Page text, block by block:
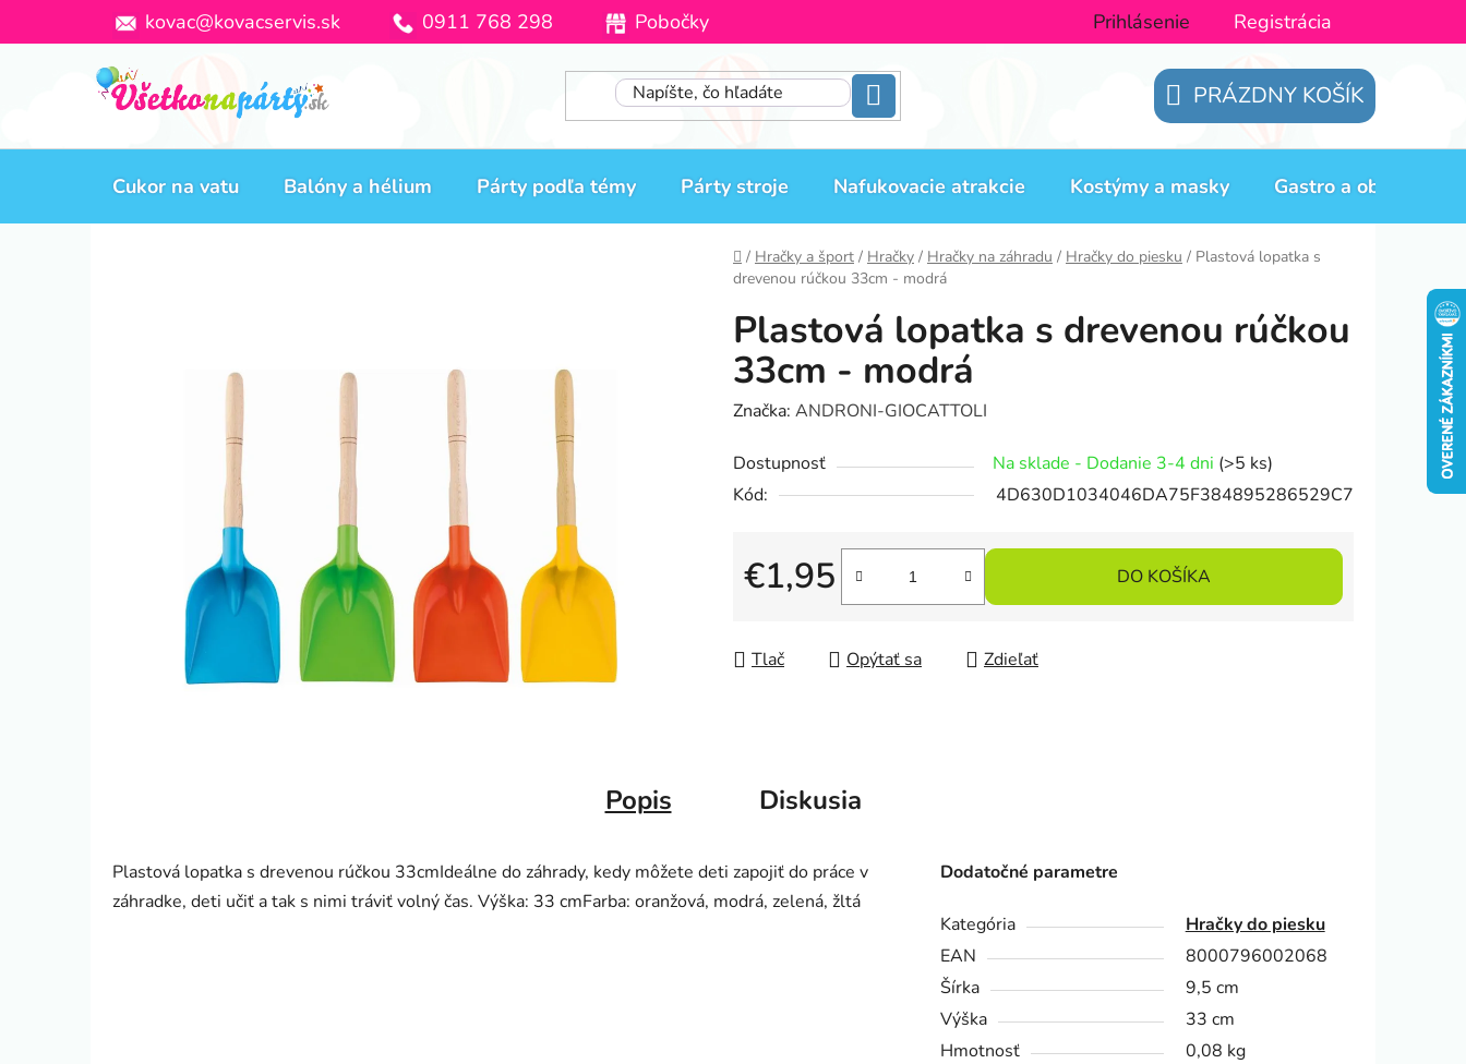
kovac@kovacservis.sk 0911 768 298 Pobočky Prihlásenie Registrácia
NÁKUPNÝ
KOŠÍK
PRÁZDNY KOŠÍK
Cukor na vatu Balóny a hélium Párty podľa témy Párty stroje Nafukovacie atrakcie Kostýmy a masky Gastro a obaly
Domov
/ Hračky a šport / Hračky / Hračky na záhradu / Hračky do piesku / Plastová lopatka s
drevenou rúčkou 33cm - modrá
Plastová lopatka s drevenou rúčkou
33cm - modrá
Značka: ANDRONI-GIOCATTOLI
Dostupnosť Na sklade - Dodanie 3-4 dni (>5 ks)
Kód:
4D630D1034046DA75F384895286529C7
€1,95
Jednotková cena:
DO KOŠÍKA
Tlač Opýtať sa Zdieľať
Popis Diskusia
Plastová lopatka s drevenou rúčkou 33cmIdeálne do záhrady, kedy môžete deti zapojiť do práce v
záhradke, deti učiť a tak s nimi tráviť volný čas. Výška: 33 cmFarba: oranžová, modrá, zelená, žltá
Dodatočné parametre
Kategória
Hračky do piesku
EAN
8000796002068
Šírka
9,5 cm
Výška
33 cm
Hmotnosť
0,08 kg